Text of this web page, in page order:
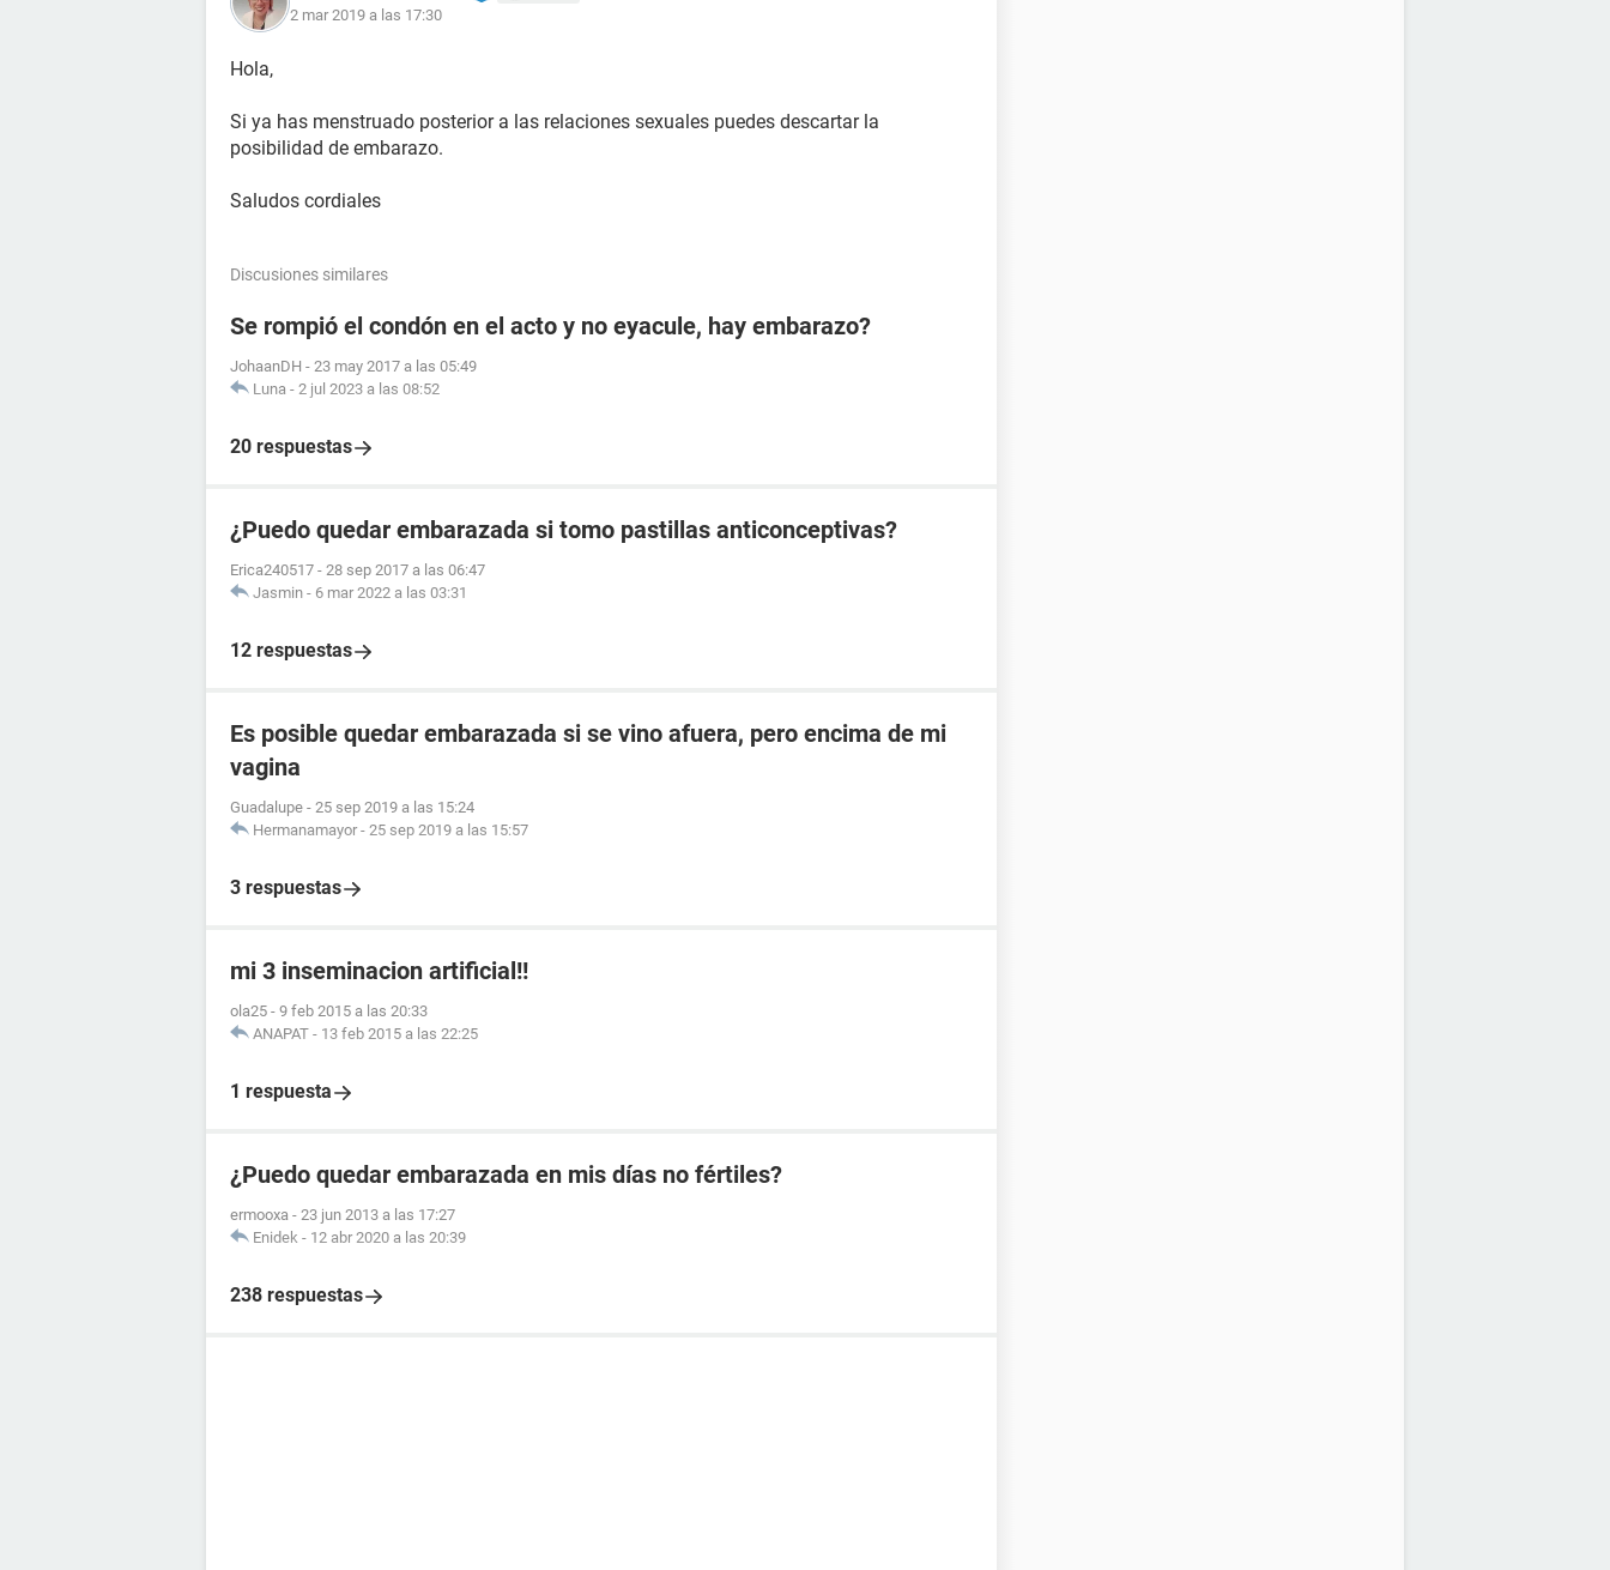
2 mar 2019 a las 17:30
Hola,
Si ya has menstruado posterior a las relaciones sexuales puedes descartar la
posibilidad de embarazo.
Saludos cordiales
Discusiones similares
Se rompió el condón en el acto y no eyacule, hay embarazo?
JohaanDH - 23 may 2017 a las 05:49
Luna - 2 jul 2023 a las 08:52
20 respuestas
¿Puedo quedar embarazada si tomo pastillas anticonceptivas?
Erica240517 - 28 sep 2017 a las 06:47
Jasmin - 6 mar 2022 a las 03:31
12 respuestas
Es posible quedar embarazada si se vino afuera, pero encima de mi
vagina
Guadalupe - 25 sep 2019 a las 15:24
Hermanamayor - 25 sep 2019 a las 15:57
3 respuestas
mi 3 inseminacion artificial!!
ola25 - 9 feb 2015 a las 20:33
ANAPAT - 13 feb 2015 a las 22:25
1 respuesta
¿Puedo quedar embarazada en mis días no fértiles?
ermooxa - 23 jun 2013 a las 17:27
Enidek - 12 abr 2020 a las 20:39
238 respuestas